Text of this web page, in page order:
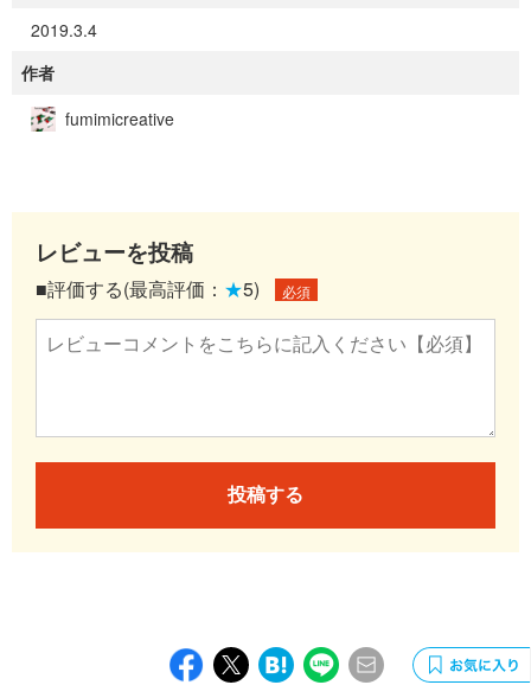
2019.3.4
作者
fumimicreative
レビューを投稿
■評価する(最高評価： ★5) 必須
投稿する